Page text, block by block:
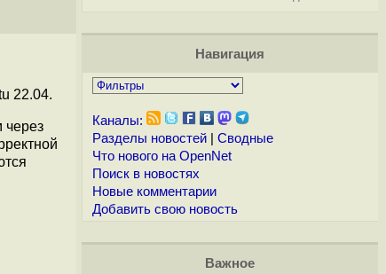
22.04.
через
Навигация
Каналы:
Разделы новостей| Сводные
Что нового на OpenNet
Поиск в новостях
Новые комментарии
Добавить свою новость
Важное